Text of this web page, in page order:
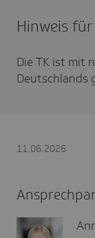
Hinweis
Die TK ist mit
Deutschlands
11.06.2026